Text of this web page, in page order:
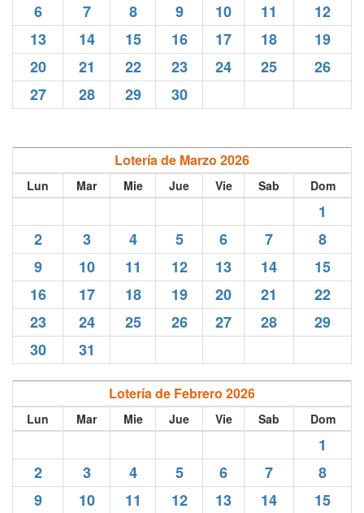
6
7 8 9 10 11
12
13
14 15 16 17 18
19
20
21 22 23 24 25
26
27
28 29 30
Lotería de Marzo 2026
Lun Mar Mie Jue Vie Sab Dom
1
2
3 4 5 6 7
8
9
10 11 12 13 14
15
16
17 18 19 20 21
22
23
24 25 26 27 28
29
30
31
Lotería de Febrero 2026
Lun Mar Mie Jue Vie Sab Dom
1
2
3 4 5 6 7
8
9
10 11 12 13 14
15